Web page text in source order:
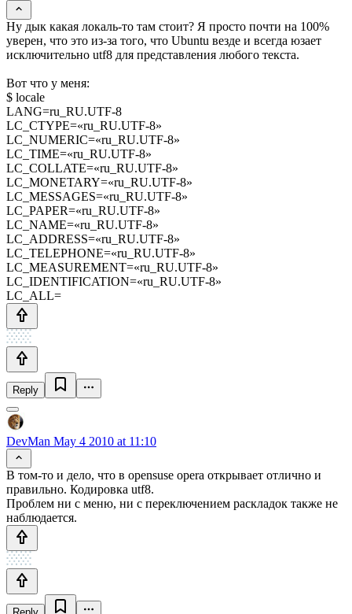
Ну дык какая локаль-то там стоит? Я просто почти на 100%
уверен, что это из-за того, что Ubuntu везде и всегда юзает
исключительно utf8 для представления любого текста.
Вот что у меня:
$ locale
LANG=ru_RU.UTF-8
LC_CTYPE=«ru_RU.UTF-8»
LC_NUMERIC=«ru_RU.UTF-8»
LC_TIME=«ru_RU.UTF-8»
LC_COLLATE=«ru_RU.UTF-8»
LC_MONETARY=«ru_RU.UTF-8»
LC_MESSAGES=«ru_RU.UTF-8»
LC_PAPER=«ru_RU.UTF-8»
LC_NAME=«ru_RU.UTF-8»
LC_ADDRESS=«ru_RU.UTF-8»
LC_TELEPHONE=«ru_RU.UTF-8»
LC_MEASUREMENT=«ru_RU.UTF-8»
LC_IDENTIFICATION=«ru_RU.UTF-8»
LC_ALL=
Reply
DevMan May 4 2010 at 11:10
В том-то и дело, что в opensuse opera открывает отлично и
правильно. Кодировка utf8.
Проблем ни с меню, ни с переключением раскладок также не
наблюдается.